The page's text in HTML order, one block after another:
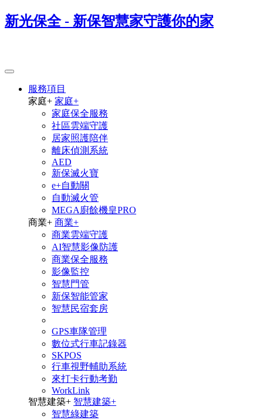
新光保全 - 新保智慧家守護你的家
服務項目
家庭+ 家庭+
家庭保全服務
社區雲端守護
居家照護陪伴
離床偵測系統
AED
新保滅火寶
e+自動關
自動滅火管
MEGA廚餘機皇PRO
商業+ 商業+
商業雲端守護
AI智慧影像防護
商業保全服務
影像監控
智慧門管
新保智能管家
智慧民宿套房
GPS車隊管理
數位式行車記錄器
SKPOS
行車視野輔助系統
來打卡行動考勤
WorkLink
智慧建築+ 智慧建築+
智慧綠建築